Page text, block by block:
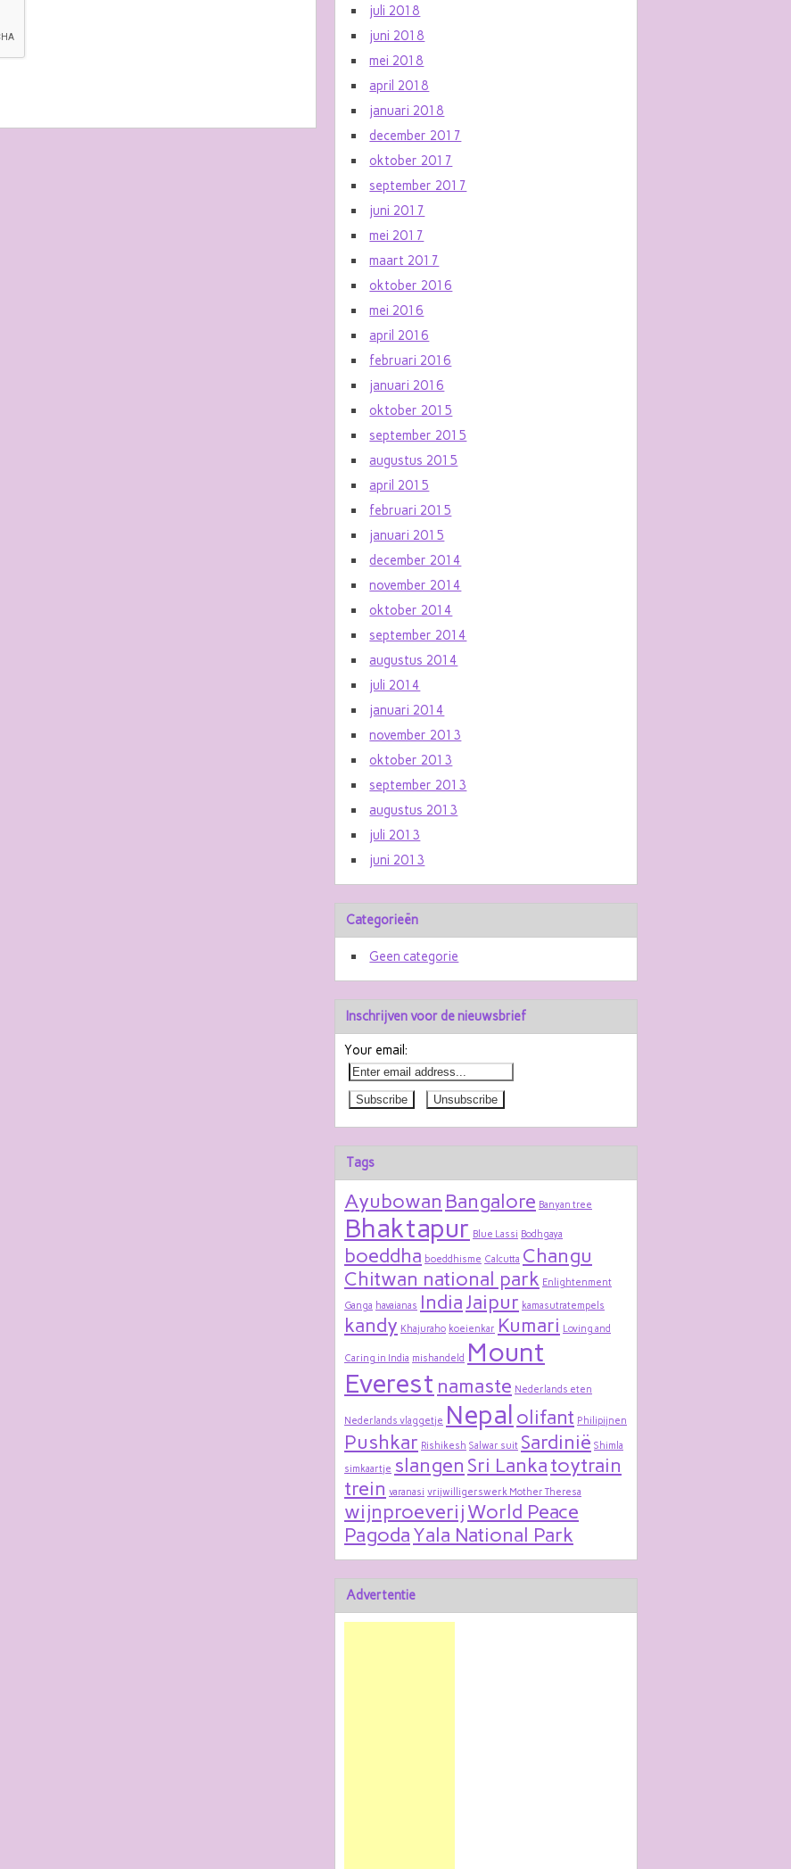
juli 2018
juni 2018
mei 2018
april 2018
januari 2018
december 2017
oktober 2017
september 2017
juni 2017
mei 2017
maart 2017
oktober 2016
mei 2016
april 2016
februari 2016
januari 2016
oktober 2015
september 2015
augustus 2015
april 2015
februari 2015
januari 2015
december 2014
november 2014
oktober 2014
september 2014
augustus 2014
juli 2014
januari 2014
november 2013
oktober 2013
september 2013
augustus 2013
juli 2013
juni 2013
Categorieën
Geen categorie
Inschrijven voor de nieuwsbrief
Your email:
Tags
Ayubowan Bangalore Banyan tree
Bhaktapur Blue Lassi Bodhgaya
boeddha boeddhisme Calcutta Changu
Chitwan national park Enlightenment
Ganga havaianas IndiaJaipur kamasutratempels
kandy Khajuraho koeienkar Kumari Loving and
Caring in India mishandeld Mount
Everest namaste Nederlands eten
Nederlands vlaggetje Nepal olifant Philipijnen
Pushkar Rishikesh Salwar suit Sardinië Shimla
simkaartje slangen Sri Lankatoytrain
trein varanasi vrijwilligerswerk Mother Theresa
wijnproeverijWorld Peace
PagodaYala National Park
Advertentie